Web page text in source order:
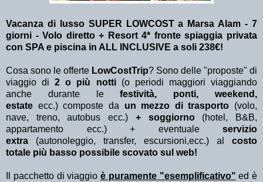
Vacanza di lusso SUPER LOWCOST a Marsa Alam - 7
giorni - Volo diretto + Resort 4* fronte spiaggia privata
con SPA e piscina in ALL INCLUSIVE a soli 238€!
Cosa sono le offerte LowCostTrip? Sono delle "proposte" di
viaggio di2 o più notti (o periodi maggiori viaggiando
anche durante lefestività, ponti, weekend,
estate ecc.) composte da un mezzo di trasporto (volo,
nave, treno, autobus ecc.) + soggiorno(hotel, B&B,
appartamento ecc.) + eventuale servizio
extra (autonoleggio, transfer, escursioni,ecc.) al costo
totale più basso possibile scovato sul web!
Il pacchetto di viaggio è puramente "esemplificativo" ed è